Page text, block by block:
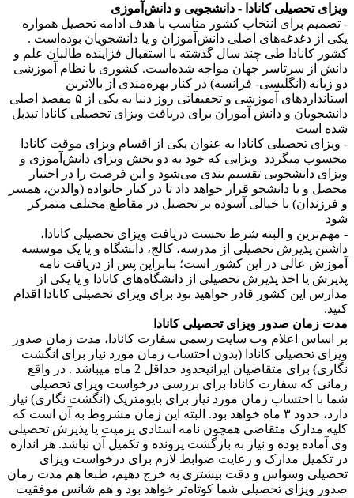
ویزای تحصیلی کانادا - دانشجویی و دانش‌آموزی
- تصمیم برای انتخاب کشور مناسب با هدف ادامه تحصیل همواره
یکی از دغدغه‌های اصلی دانش‌آموزان و یا دانشجویان بوده‌است .
کشور کانادا طی چند سال گذشته با استقبال فزاینده طالبان علم و
دانش از سرتاسر جهان مواجه شده‌است. کشوری با نظام آموزشی
دو زبانه (انگلیسی- فرانسه) در کنار بهره‌مندی از بالاترین
استانداردهای آموزشی و تحقیقاتی روز دنیا به یکی از ۵ مقصد اصلی
دانشجویان و دانش آموزان برای دریافت ویزای تحصیلی کانادا تبدیل
شده است
- ویزای تحصیلی کانادا به عنوان یکی از اقسام ویزای موقت کانادا
محسوب میگردد ویزایی که خود به دو بخش ویزای دانش‌آموزی و
ویزای دانشجویی تقسیم بندی می‌شود و این فرصت را در اختیار
محصل و یا دانشجو قرار خواهد داد تا در کنار خانواده (والدین، همسر
و فرزندان) با خیالی آسوده بر تحصیل در مقاطع مختلف متمرکز
شود
- مهم‌ترین و البته شرط نخست دریافت ویزای تحصیلی کانادا،
داشتن پذیرش تحصیلی از مدرسه، کالج، دانشگاه و یا یک موسسه
آموزش عالی در این کشور است؛ بنابراین پس از دریافت نامه
پذیرش یا اخذ پذیرش تحصیلی از دانشگاه‌های کانادا و یا یکی از
مدارس این کشور قادر خواهید بود برای ویزای تحصیلی کانادا اقدام
کنید.
مدت زمان صدور ویزای تحصیلی کانادا
بر اساس اعلام وب سایت رسمی سفارت کانادا، مدت زمان صدور
ویزای تحصیلی کانادا (بدون احتساب زمان مورد نیاز برای انگشت
نگاری) برای متقاضیان ایرانیحدود حداقل 2 ماه میباشد . در واقع
زمانی که سفارت کانادا برای بررسی درخواست ویزای تحصیلی
شما با احتساب زمان مورد نیاز برای بایومتریک (انگشت نگاری) نیاز
دارد، حدود ۳ ماه خواهد بود. البته این زمان مشروط به آن است که
کلیه مدارک متقاضی همچون نامه استادی پرمیت یا پذیرش تحصیلی
وی آماده بوده و نیاز به بازگشت پرونده و تکمیل آن نباشد. هر اندازه
در تکمیل مدارک و رعایت ضوابط لازم برای درخواست ویزای
تحصیلی وسواس و دقت بیشتری به خرج دهیم، طبعا هم مدت زمان
صدور ویزای تحصیلی شما کوتاه‌تر خواهد بود و هم شانس موفقیت